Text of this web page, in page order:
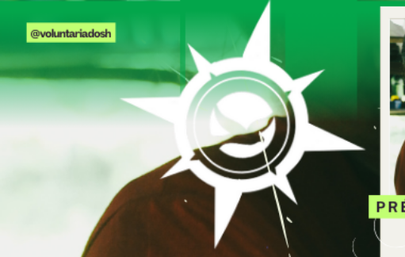
content